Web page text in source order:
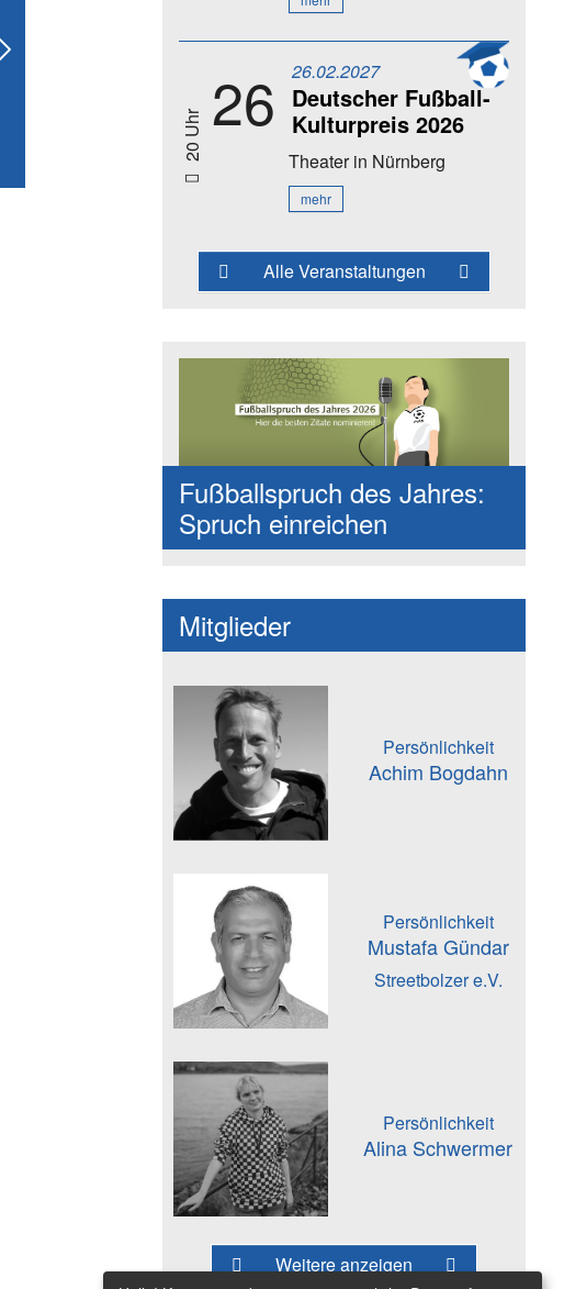
Next
20 Uhr 26 26.02.2027
Deutscher Fußball-
Kulturpreis 2026
Theaterin Nürnberg
mehr
Alle Veranstaltungen
Fußballspruch des Jahres:
Spruch einreichen
Mitglieder
Persönlichkeit
Achim Bogdahn
Persönlichkeit
Mustafa Gündar
Streetbolzer e.V.
Persönlichkeit
Alina Schwermer
Weitere anzeigen